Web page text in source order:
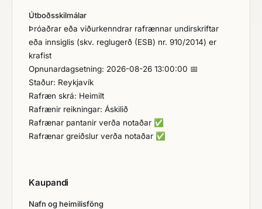
Útboðsskilmálar
Þróaðrar eða viðurkenndrar rafrænnar undirskriftar
eða innsiglis (skv. reglugerð (ESB) nr. 910/2014) er
krafist
Opnunardagsetning: 2026-08-26 13:00:00 📅
Staður: Reykjavík
Rafræn skrá: Heimilt
Rafrænir reikningar: Áskilið
Rafrænar pantanir verða notaðar ✅
Rafrænar greiðslur verða notaðar ✅
Kaupandi
Nafn og heimilisföng